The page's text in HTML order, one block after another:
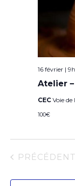
Atelier
16 février |
CEC Voie
100€